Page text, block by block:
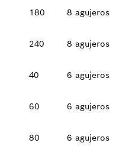
180 8 agujeros
240 8 agujeros
40 6 agujeros
60 6 agujeros
80 6 agujeros